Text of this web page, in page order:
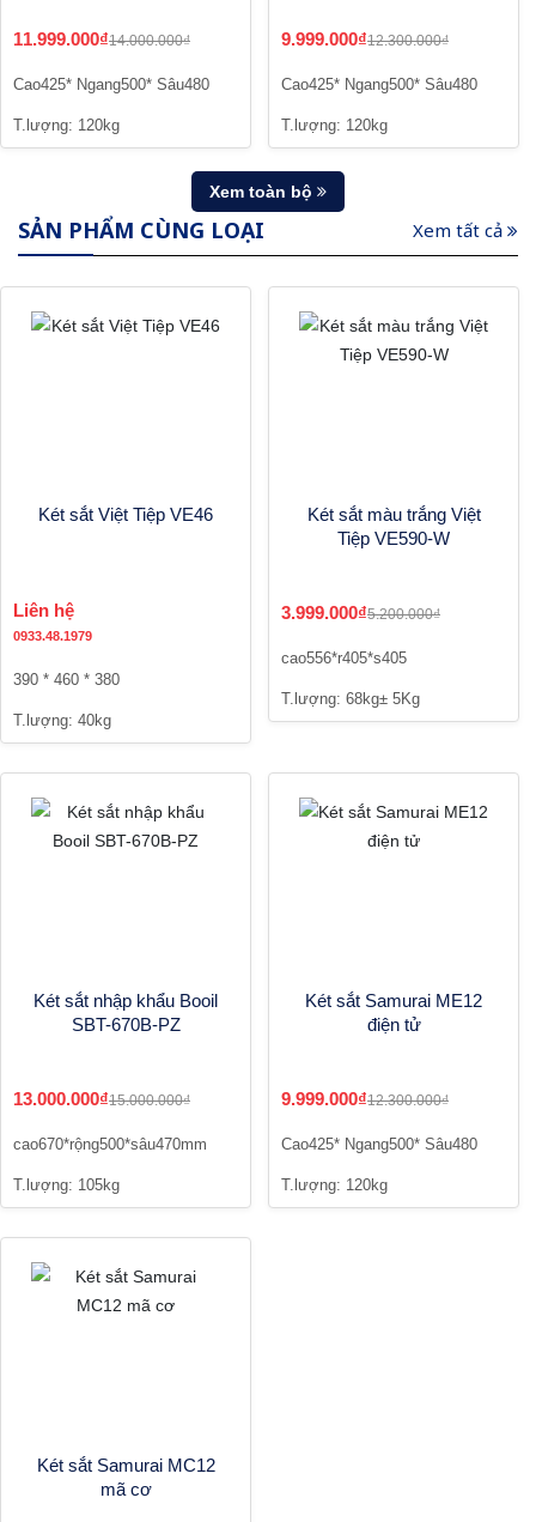
11.999.000₫14.000.000₫
Cao425* Ngang500* Sâu480
T.lượng: 120kg
9.999.000₫12.300.000₫
Cao425* Ngang500* Sâu480
T.lượng: 120kg
Xem toàn bộ
SẢN PHẨM CÙNG LOẠI Xem tất cả
Két sắt Việt Tiệp VE46
Liên hệ
0933.48.1979
390 * 460 * 380
T.lượng: 40kg
Két sắt màu trắng Việt
Tiệp VE590-W
3.999.000₫5.200.000₫
cao556*r405*s405
T.lượng: 68kg± 5Kg
Két sắt nhập khẩu Booil
SBT-670B-PZ
13.000.000₫15.000.000₫
cao670*rộng500*sâu470mm
T.lượng: 105kg
Két sắt Samurai ME12
điện tử
9.999.000₫12.300.000₫
Cao425* Ngang500* Sâu480
T.lượng: 120kg
Két sắt Samurai MC12
mã cơ